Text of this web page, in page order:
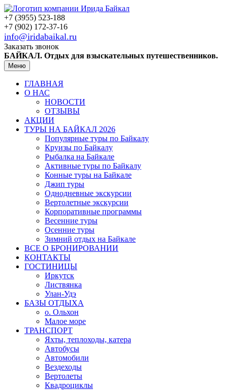
+7 (3955) 523-188
+7 (902) 172-37-16
info@iridabaikal.ru
Заказать звонок
БАЙКАЛ. Отдых для взыскательных путешественников.
Меню
ГЛАВНАЯ
О НАС
НОВОСТИ
ОТЗЫВЫ
АКЦИИ
ТУРЫ НА БАЙКАЛ 2026
Популярные туры по Байкалу
Круизы по Байкалу
Рыбалка на Байкале
Активные туры по Байкалу
Конные туры на Байкале
Джип туры
Однодневные экскурсии
Вертолетные экскурсии
Корпоративные программы
Весенние туры
Осенние туры
Зимний отдых на Байкале
ВСЕ О БРОНИРОВАНИИ
КОНТАКТЫ
ГОСТИНИЦЫ
Иркутск
Листвянка
Улан-Удэ
БАЗЫ ОТДЫХА
о. Ольхон
Малое море
ТРАНСПОРТ
Яхты, теплоходы, катера
Автобусы
Автомобили
Вездеходы
Вертолеты
Квадроциклы